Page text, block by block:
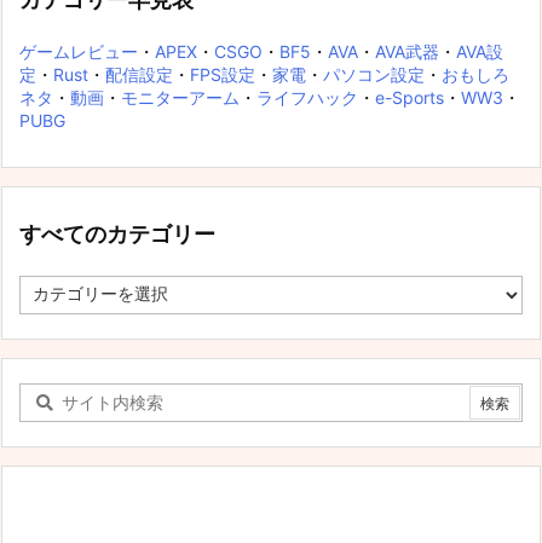
ゲームレビュー ・ APEX ・ CSGO ・ BF5 ・ AVA ・ AVA武器 ・ AVA設
定 ・ Rust ・ 配信設定 ・ FPS設定 ・ 家電 ・ パソコン設定 ・ おもしろ
ネタ ・ 動画 ・ モニターアーム ・ ライフハック ・ e-Sports ・ WW3 ・
PUBG
すべてのカテゴリー
べ
の
ゴ
リ
ー